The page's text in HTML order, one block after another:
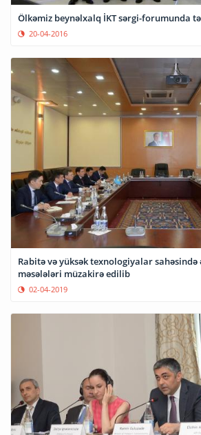
Ölkəmiz beynəlxalq İKT sərgi-
20-04-2016
Rabitə və yüksək texnologiyalar sahəsində
məsələləri müzakirə edilib
02-04-2019